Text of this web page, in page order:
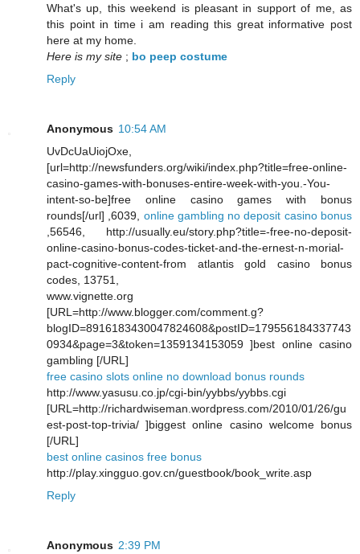
What's up, this weekend is pleasant in support of me, as
this point in time i am reading this great informative post
here at my home.
Here is my site ; bo peep costume
Reply
Anonymous 10:54 AM
UvDcUaUiojOxe,
[url=http://newsfunders.org/wiki/index.php?title=free-online-
casino-games-with-bonuses-entire-week-with-you.-You-
intent-so-be]free online casino games with bonus
rounds[/url] ,6039, online gambling no deposit casino bonus
,56546, http://usually.eu/story.php?title=-free-no-deposit-
online-casino-bonus-codes-ticket-and-the-ernest-n-morial-
pact-cognitive-content-from atlantis gold casino bonus
codes, 13751,
www.vignette.org
[URL=http://www.blogger.com/comment.g?
blogID=8916183430047824608&postID=179556184337743
0934&page=3&token=1359134153059 ]best online casino
gambling [/URL]
free casino slots online no download bonus rounds
http://www.yasusu.co.jp/cgi-bin/yybbs/yybbs.cgi
[URL=http://richardwiseman.wordpress.com/2010/01/26/gu
est-post-top-trivia/ ]biggest online casino welcome bonus
[/URL]
best online casinos free bonus
http://play.xingguo.gov.cn/guestbook/book_write.asp
Reply
Anonymous 2:39 PM